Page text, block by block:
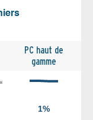
PC haut de
gamme